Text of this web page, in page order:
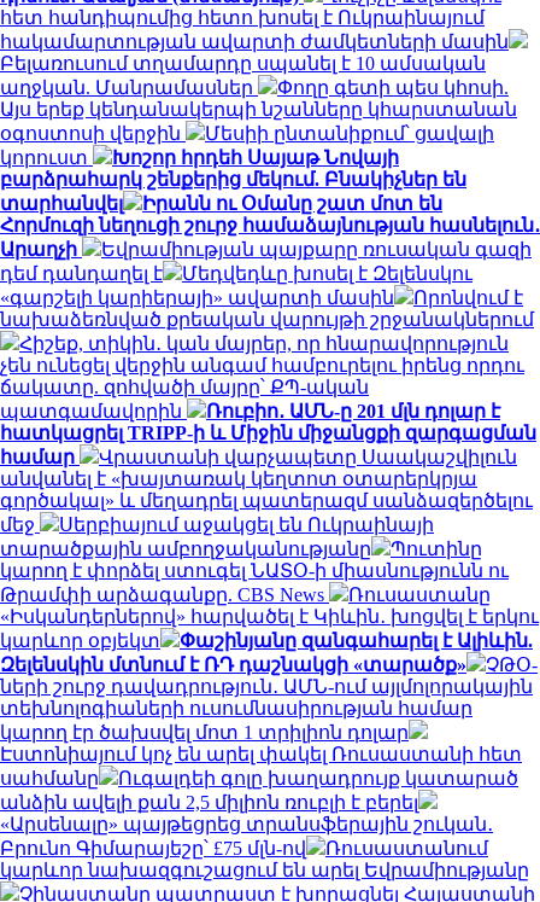
հետ հանդիպումից հետո խոսել է Ուկրաինայում
հակամարտության ավարտի ժամկետների մասին
Բելառուսում տղամարդը սպանել է 10 ամսական
աղջկան. Մանրամասներ
Փողը գետի պես կհոսի.
Այս երեք կենդանակերպի նշանները կհարստանան
օգոստոսի վերջին
Մեսիի ընտանիքում՝ ցավալի
կորուստ
Խոշոր հրդեհ Սայաթ Նովայի
բարձրահարկ շենքերից մեկում. Բնակիչներ են
տարհանվել
Իրանն ու Օմանը շատ մոտ են
Հորմուզի նեղուցի շուրջ համաձայնության հասնելուն․
Արաղչի
Եվրամիության պայքարը ռուսական գազի
դեմ դանդաղել է
Մեդվեդևը խոսել է Զելենսկու
«գարշելի կարիերայի» ավարտի մասին
Որոնվում է
նախաձեռնված քրեական վարույթի շրջանակներում
Հիշեք, տիկին․ կան մայրեր, որ հնարավորություն
չեն ունեցել վերջին անգամ համբուրելու իրենց որդու
ճակատը. զոհվածի մայրը՝ ՔՊ-ական
պատգամավորին
Ռուբիո․ ԱՄՆ-ը 201 մլն դոլար է
հատկացրել TRIPP-ի և Միջին միջանցքի զարգացման
համար
Վրաստանի վարչապետը Սաակաշվիլուն
անվանել է «խայտառակ կեղտոտ օտարերկրյա
գործակալ» և մեղադրել պատերազմ սանձազերծելու
մեջ
Սերբիայում աջակցել են Ուկրաինայի
տարածքային ամբողջականությանը
Պուտինը
կարող է փորձել ստուգել ՆԱՏՕ-ի միասնությունն ու
Թրամփի արձագանքը. CBS News
Ռուսաստանը
«Իսկանդերներով» հարվածել է Կիևին․ խոցվել է երկու
կարևոր օբյեկտ
Փաշինյանը զանգահարել է Ալիևին.
Զելենսկին մտնում է ՌԴ դաշնակցի «տարածք»
ՉԹՕ-
ների շուրջ դավադրություն․ ԱՄՆ-ում այլմոլորակային
տեխնոլոգիաների ուսումնասիրության համար
կարող էր ծախսվել մոտ 1 տրիլիոն դոլար
Էստոնիայում կոչ են արել փակել Ռուսաստանի հետ
սահմանը
Ուգալդեի գոլը խաղադրույք կատարած
անձին ավելի քան 2,5 միլիոն ռուբլի է բերել
«Արսենալը» պայթեցրեց տրանսֆերային շուկան․
Բրունո Գիմարայեշը՝ £75 մլն-ով
Ռուսաստանում
կարևոր նախազգուշացում են արել Եվրամիությանը
Չինաստանը պատրաստ է խորացնել Հայաստանի